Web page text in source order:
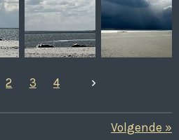
2 3 4
Volgende »